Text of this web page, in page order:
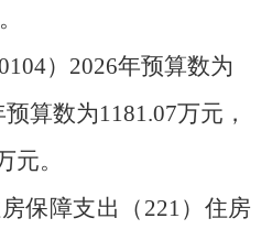
） 2026年预算数为
预算数为1181.07万元，
元。
保障支出（ 221 ）住房